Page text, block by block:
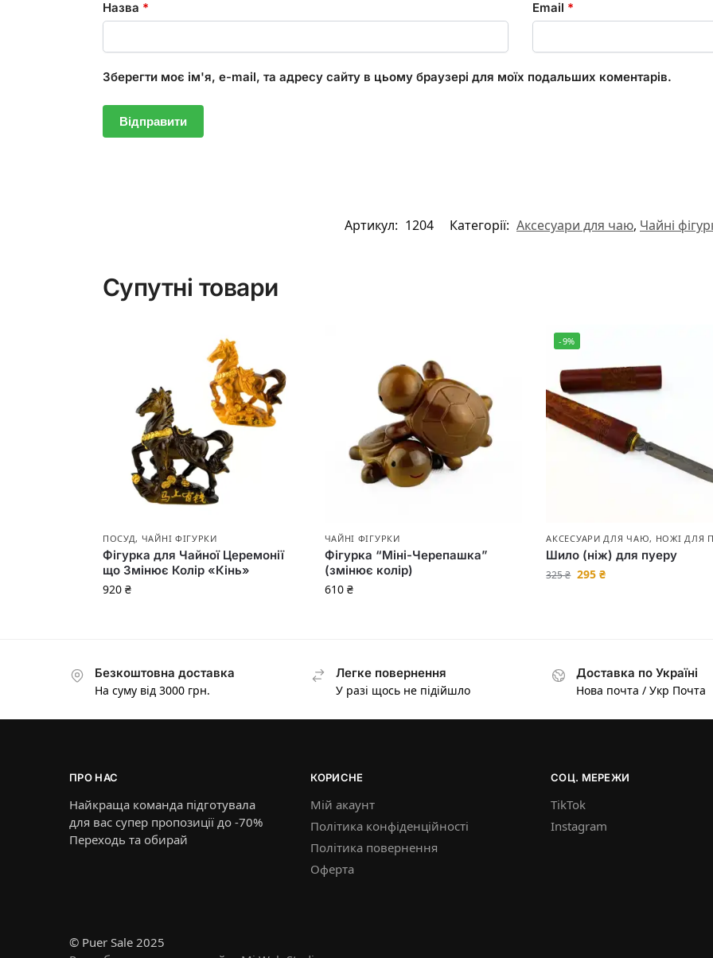
Назва * Email *
Зберегти моє ім'я, e-mail, та адресу сайту в цьому браузері для моїх подальших коментарів.
Артикул: 1204 Категорії: Аксесуари для чаю, Чайні
Супутні товари
ПОСУД, ЧАЙНІ ФІГУРКИ
Фігурка для Чайної Церемонії
що Змінює Колір «Кінь»
920 ₴
ЧАЙНІ ФІГУРКИ
Фігурка “Міні-Черепашка”
(змінює колір)
610 ₴
-9%
АКСЕСУАРИ ДЛЯ ЧАЮ, НОЖІ ДЛЯ
Шило (ніж) для пуеру
325₴ 295₴
Безкоштовна доставка
На суму від 3000 грн.
Легке повернення
У разі щось не підійшло
Доставка по Україні
Нова почта / Укр Почта
ПРО НАС
Найкраща команда підготувала
для вас супер пропозиції до -70%
Переходь та обирай
КОРИСНЕ
Мій акаунт
Політика конфіденційності
Політика повернення
Оферта
СОЦ. МЕРЕЖИ
TikTok
Instagram
© Puer Sale 2025